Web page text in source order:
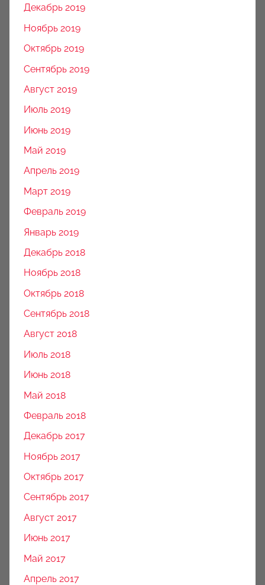
Декабрь 2019
Ноябрь 2019
Октябрь 2019
Сентябрь 2019
Август 2019
Июль 2019
Июнь 2019
Май 2019
Апрель 2019
Март 2019
Февраль 2019
Январь 2019
Декабрь 2018
Ноябрь 2018
Октябрь 2018
Сентябрь 2018
Август 2018
Июль 2018
Июнь 2018
Май 2018
Февраль 2018
Декабрь 2017
Ноябрь 2017
Октябрь 2017
Сентябрь 2017
Август 2017
Июнь 2017
Май 2017
Апрель 2017